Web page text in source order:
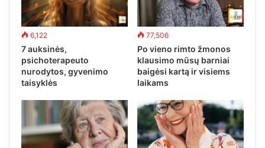
6,122
7 auksinės,
psichoterapeuto
nurodytos, gyvenimo
taisyklės
77,506
Po vieno rimto žmonos
klausimo mūsų barniai
baigėsi kartą ir visiems
laikams